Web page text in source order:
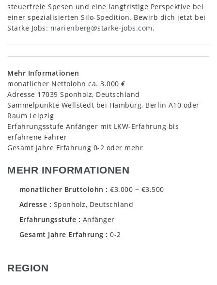
steuerfreie Spesen und eine langfristige Perspektive bei
einer spezialisierten Silo-Spedition. Bewirb dich jetzt bei
Starke Jobs: marienberg@starke-jobs.com.
Mehr Informationen
monatlicher Nettolohn ca. 3.000 €
Adresse 17039 Sponholz, Deutschland
Sammelpunkte Wellstedt bei Hamburg, Berlin A10 oder
Raum Leipzig
Erfahrungsstufe Anfänger mit LKW-Erfahrung bis
erfahrene Fahrer
Gesamt Jahre Erfahrung 0-2 oder mehr
MEHR INFORMATIONEN
monatlicher Bruttolohn
€3.000 ~ €3.500
Adresse
Sponholz, Deutschland
Erfahrungsstufe
Anfänger
Gesamt Jahre Erfahrung
0-2
REGION